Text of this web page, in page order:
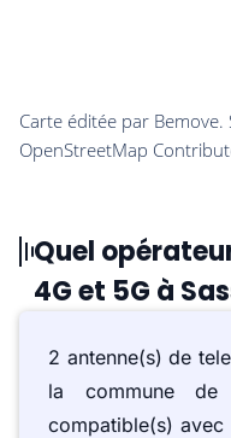
Quel
4G et 5G à
2 antenne(s) de
la commune de
compatible(s)